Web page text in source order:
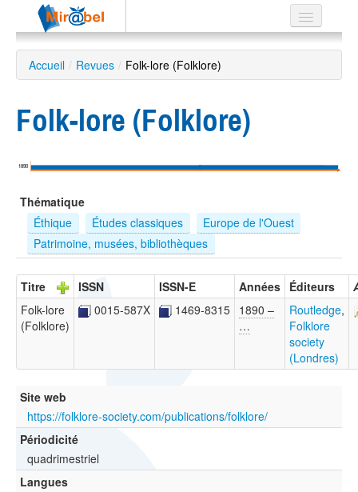
Le réseau
Soutien
Listes
Recherche
avancée
EN
ES
?
Accueil / Revues / Folk-lore (Folklore)
Folk-lore (Folklore)
1890
Thématique
Éthique
Études classiques
Europe de l'Ouest
Patrimoine, musées, bibliothèques
Titre ISSN ISSN-E Années Éditeurs
Folk-lore
(Folklore)
0015-587X 1469-8315 1890 –
…
Routledge,
Folklore
society
(Londres)
Site web
https://folklore-society.com/publications/folklore/
Périodicité
quadrimestriel
Langues